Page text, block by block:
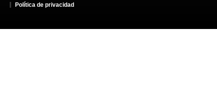
Política de privacidad